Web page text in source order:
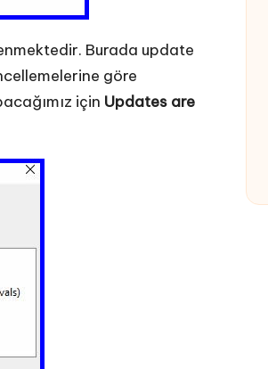
Burada update
göre
için Updates are